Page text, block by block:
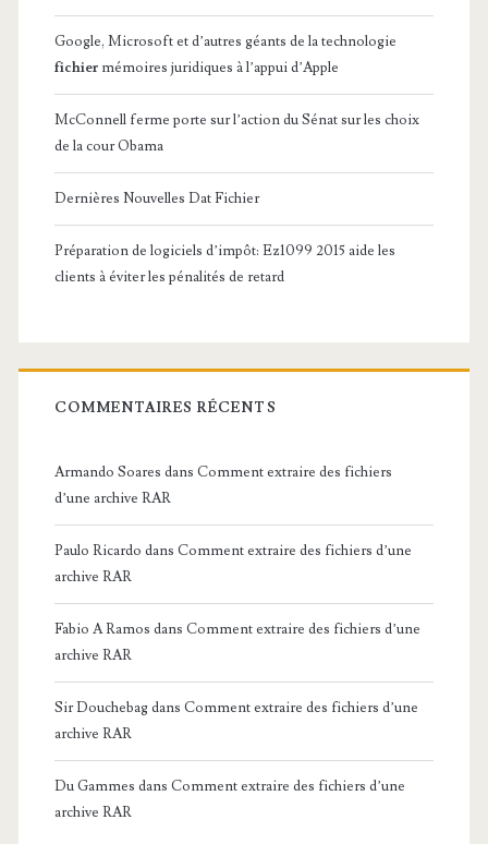
Google, Microsoft et d’autres géants de la technologie
fichier mémoires juridiques à l’appui d’Apple
McConnell ferme porte sur l’action du Sénat sur les choix
de la cour Obama
Dernières Nouvelles Dat Fichier
Préparation de logiciels d’impôt: Ez1099 2015 aide les
clients à éviter les pénalités de retard
COMMENTAIRES RÉCENTS
Armando Soares dans Comment extraire des fichiers
d’une archive RAR
Paulo Ricardo dans Comment extraire des fichiers d’une
archive RAR
Fabio A Ramos dans Comment extraire des fichiers d’une
archive RAR
Sir Douchebagdans Comment extraire des fichiers d’une
archive RAR
Du Gammes dans Comment extraire des fichiers d’une
archive RAR